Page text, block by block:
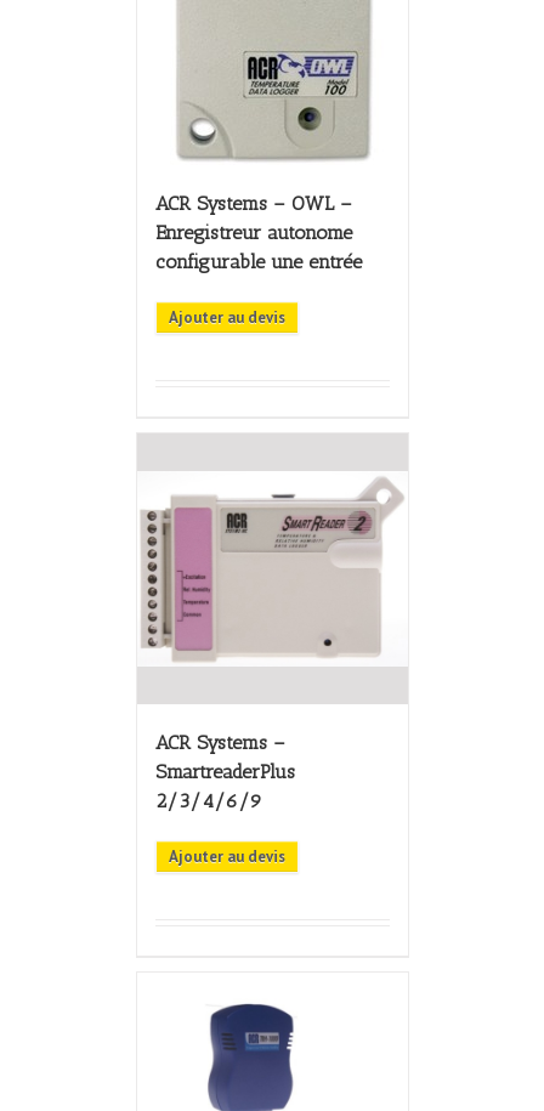
ACR Systems – OWL –
Enregistreur autonome
configurable une entrée
Ajouter au devis
ACR Systems –
SmartreaderPlus
2/3/4/6/9
Ajouter au devis